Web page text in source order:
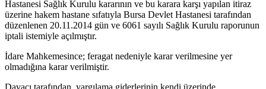
Hastanesi Sağlık Kurulu kararının ve bu karara karşı yapılan itiraz
üzerine hakem hastane sıfatıyla Bursa Devlet Hastanesi tarafından
düzenlenen 20.11.2014 gün ve 6061 sayılı Sağlık Kurulu raporunun
iptali istemiyle açılmıştır.
İdare Mahkemesince; feragat nedeniyle karar verilmesine yer
olmadığına karar verilmiştir.